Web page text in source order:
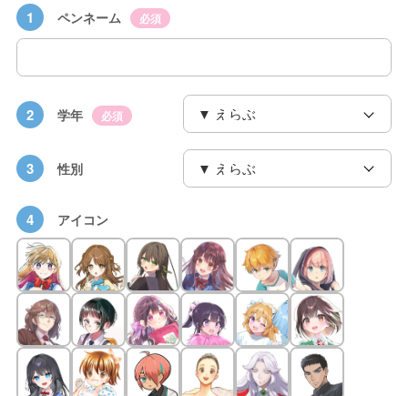
1 ペンネーム 必須
2 学年 必須
3 性別
4 アイコン